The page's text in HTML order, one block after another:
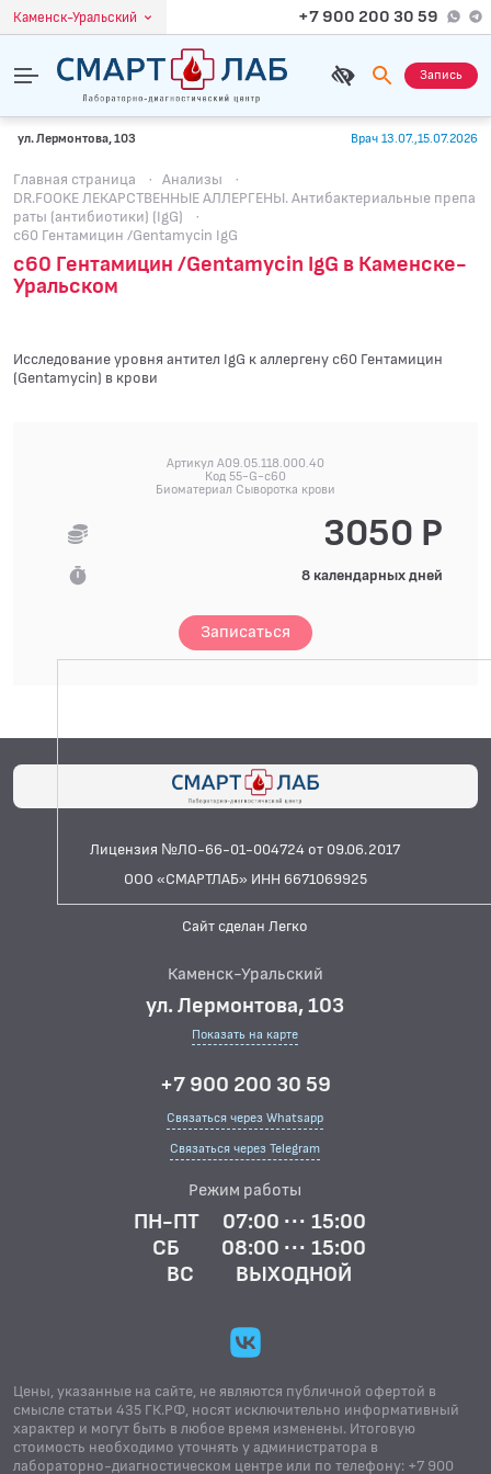
Каменск-Уральский +7 900 200 30 59
Запись
ул. Лермонтова, 103 Врач 13.07.,15.07.2026
Главная страница · Анализы
·
DR.FOOKE ЛЕКАРСТВЕННЫЕ АЛЛЕРГЕНЫ. Антибактериальные препа
раты (антибиотики) (IgG)
·
c60 Гентамицин /Gentamycin IgG
c60 Гентамицин /Gentamycin IgG в Каменске-
Уральском
Исследование уровня антител IgG к аллергену c60 Гентамицин
(Gentamycin) в крови
Артикул A09.05.118.000.40
Код 55-G-c60
Биоматериал Сыворотка крови
3050 Р
8 календарных дней
Записаться
Лицензия №ЛО-66-01-004724 от 09.06.2017
ООО «СМАРТЛАБ» ИНН 6671069925
Сайт сделан Легко
Каменск-Уральский
ул. Лермонтова, 103
Показать на карте
+7 900 200 30 59
Связаться через Whatsapp
Связаться через Telegram
Режим работы
ПН-ПТ
07:00 ··· 15:00
СБ
08:00 ··· 15:00
ВС
ВЫХОДНОЙ
Цены, указанные на сайте, не являются публичной офертой в
смысле статьи 435 ГК.РФ, носят исключительно информативный
характер и могут быть в любое время изменены. Итоговую
стоимость необходимо уточнять у администратора в
лабораторно-диагностическом центре или по телефону: +7 900